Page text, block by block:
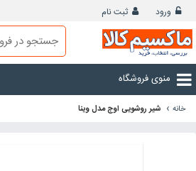
ورود ثبت نام
منوی فروشگاه
خانه › شیر روشویی اوج مدل وینا